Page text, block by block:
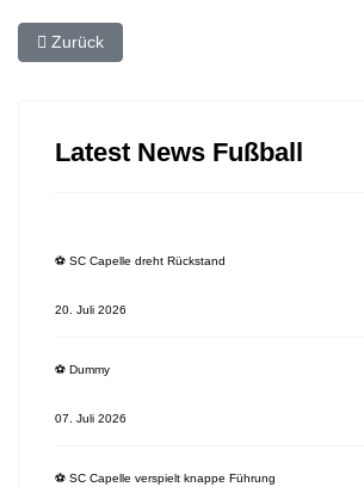
Vorheriger Beitrag: ⚽️ Der Spieltag am
Zurück
Latest News Fußball
⚽️ SC Capelle dreht Rückstand
20. Juli 2026
⚽️ Dummy
07. Juli 2026
⚽️ SC Capelle verspielt knappe Führung